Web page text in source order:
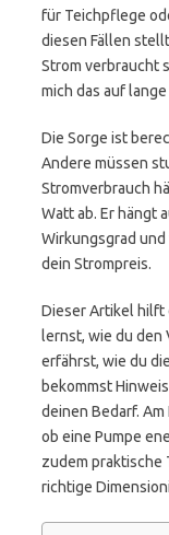
für Teichpflege
diesen Fällen
Strom verbraucht
mich das auf lange
Die Sorge ist
Andere müssen
Stromverbrauch
Watt ab. Er hängt
Wirkungsgrad
dein Strompreis.
Dieser Artikel hilft
lernst, wie du den
erfährst, wie du
bekommst
deinen Bedarf.
ob eine Pumpe
zudem praktische
richtige